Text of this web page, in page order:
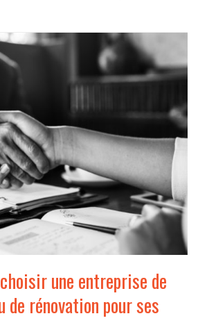
une entreprise de
rénovation pour ses